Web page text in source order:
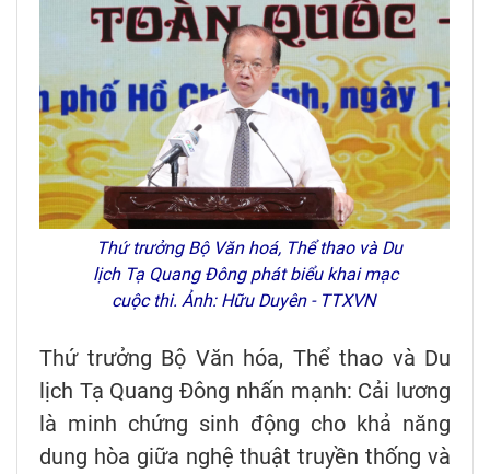
Thứ trưởng Bộ Văn hoá, Thể thao và Du
lịch Tạ Quang Đông phát biểu khai mạc
cuộc thi. Ảnh: Hữu Duyên - TTXVN
Thứ trưởng Bộ Văn hóa, Thể thao và Du
lịch Tạ Quang Đông nhấn mạnh: Cải lương
là minh chứng sinh động cho khả năng
dung hòa giữa nghệ thuật truyền thống và